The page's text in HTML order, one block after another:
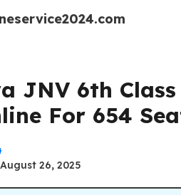
JNV 6th
For 654
26, 2025